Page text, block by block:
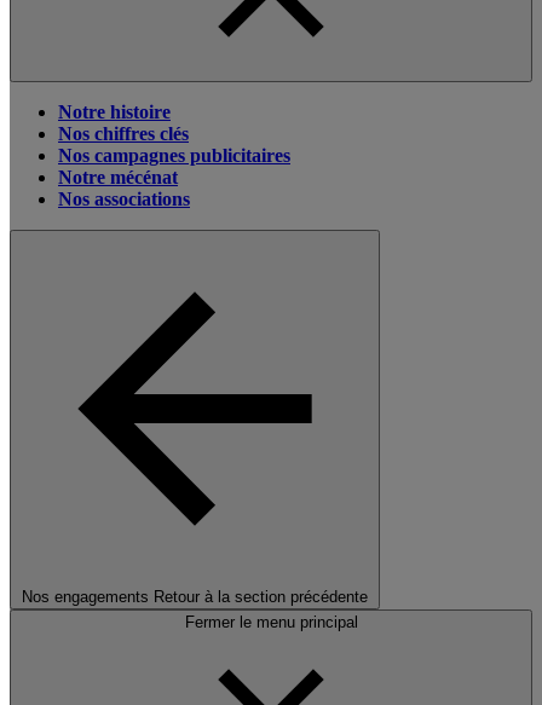
Notre histoire
Nos chiffres clés
Nos campagnes publicitaires
Notre mécénat
Nos associations
Nos engagements Retour à la section précédente
Fermer le menu principal